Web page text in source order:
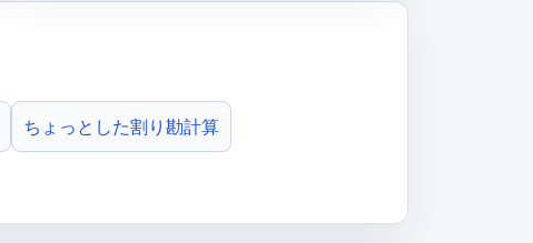
ちょっとした割り勘計算